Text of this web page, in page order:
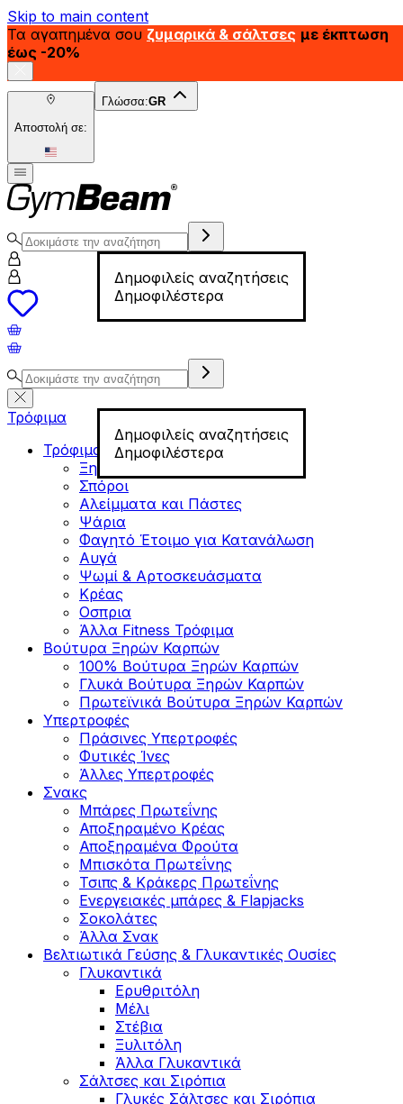
Skip to main content
Τα αγαπημένα σου ζυμαρικά & σάλτσες με έκπτωση
έως -20%
Αποστολή σε:
Γλώσσα:GR
Δημοφιλείς αναζητήσεις
Δημοφιλέστερα
Δημοφιλείς αναζητήσεις
Δημοφιλέστερα
Τρόφιμα
Τρόφιμα για Fitness
Ξηροί Καρποί
Σπόροι
Αλείμματα και Πάστες
Ψάρια
Φαγητό Έτοιμο για Κατανάλωση
Αυγά
Ψωμί & Αρτοσκευάσματα
Κρέας
Οσπρια
Άλλα Fitness Τρόφιμα
Βούτυρα Ξηρών Καρπών
100% Βούτυρα Ξηρών Καρπών
Γλυκά Βούτυρα Ξηρών Καρπών
Πρωτεϊνικά Βούτυρα Ξηρών Καρπών
Υπερτροφές
Πράσινες Υπερτροφές
Φυτικές Ίνες
Άλλες Υπερτροφές
Σνακς
Μπάρες Πρωτεΐνης
Αποξηραμένο Κρέας
Αποξηραμένα Φρούτα
Μπισκότα Πρωτεΐνης
Τσιπς & Kράκερς Πρωτεΐνης
Ενεργειακές μπάρες & Flapjacks
Σοκολάτες
Άλλα Σνακ
Βελτιωτικά Γεύσης & Γλυκαντικές Ουσίες
Γλυκαντικά
Ερυθριτόλη
Μέλι
Στέβια
Ξυλιτόλη
Άλλα Γλυκαντικά
Σάλτσες και Σιρόπια
Γλυκές Σάλτσες και Σιρόπια